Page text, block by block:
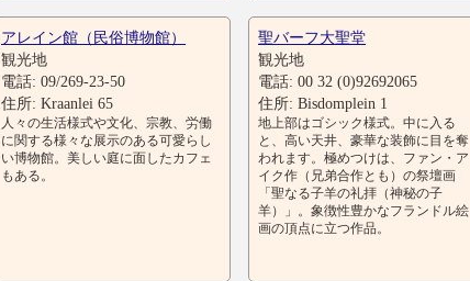
アレイン館（民俗博物館）
観光地
電話: 09/269-23-50
住所: Kraanlei 65
人々の生活様式や文化、宗教、労働
に関する様々な展示のある可愛らし
い博物館。美しい庭に面したカフェ
もある。
聖バーフ大聖堂
観光地
電話: 00 32 (0)92692065
住所: Bisdomplein 1
地上部はゴシック様式。中に入る
と、高い天井、豪華な装飾に目を奪
われます。極めつけは、ファン・ア
イク作（兄弟合作とも）の祭壇画
「聖なる子羊の礼拝（神秘の子
羊）」。象徴性豊かなフランドル絵
画の頂点に立つ作品。